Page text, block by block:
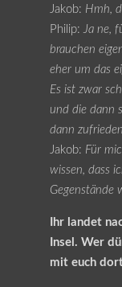
Jakob: Hmh,
Philip: Ja ne,
brauchen
eher um das
Es ist zwar
und die dann
dann
Jakob: Für
wissen, dass
Gegenstände
Ihr landet
Insel. Wer
mit euch